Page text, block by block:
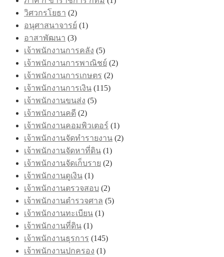
วิศวกรโยธา (2)
อนุศาสนาจารย์ (1)
อาสาพัฒนา (3)
เจ้าพนักงานการคลัง (5)
เจ้าพนักงานการพาณิชย์ (2)
เจ้าพนักงานการเกษตร (2)
เจ้าพนักงานการเงิน (115)
เจ้าพนักงานขนส่ง (5)
เจ้าพนักงานคดี (2)
เจ้าพนักงานคอมพิวเตอร์ (1)
เจ้าพนักงานจัดทำรายงาน (2)
เจ้าพนักงานจัดหาที่ดิน (1)
เจ้าพนักงานจัดเก็บราย (2)
เจ้าพนักงานดูเงิน (1)
เจ้าพนักงานตรวจสอบ (2)
เจ้าพนักงานตำรวจศาล (5)
เจ้าพนักงานทะเบียน (1)
เจ้าพนักงานที่ดิน (1)
เจ้าพนักงานธุรการ (145)
เจ้าพนักงานปกครอง (1)